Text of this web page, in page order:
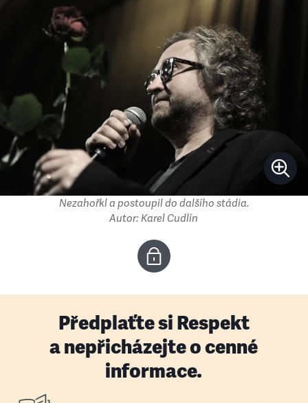
Nezahořkl a postoupil do dalšího stádia.
Autor: Karel Cudlín
Předplaťte si Respekt
a nepřicházejte o cenné
informace.